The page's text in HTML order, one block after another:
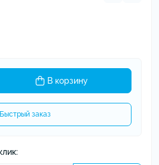
В корзину
Быстрый заказ